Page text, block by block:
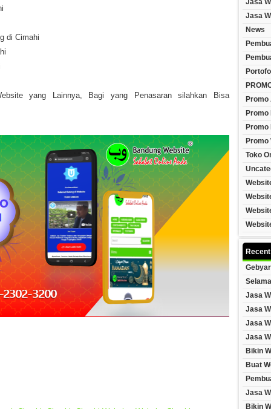
di Cimahi
yang Lainnya, Bagi yang Penasaran silahkan Bisa
Jasa
Jasa
News
Promo
Promo
Promo
Promo
Toko
Jasa
Jasa
Jasa
Jasa
Bikin
Buat
Jasa
Bikin